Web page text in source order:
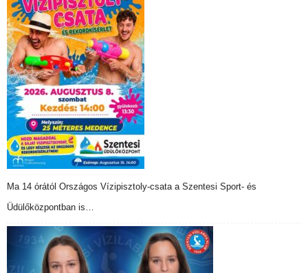
Ma 14 órától Országos Vízipisztoly-csata a Szentesi Sport- és
Üdülőközpontban is…